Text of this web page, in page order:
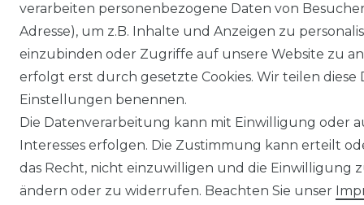
verarbeiten personenbezogene Daten von
Adresse), um z.B. Inhalte und Anzeigen zu
einzubinden oder Zugriffe auf unsere Website zu
erfolgt erst durch gesetzte Cookies. Wir teilen
Einstellungen benennen.
Die Datenverarbeitung kann mit Einwilligung oder
Interesses erfolgen. Die Zustimmung kann erteilt
das Recht, nicht einzuwilligen und die Einwilligung
ändern oder zu widerrufen. Beachten Sie unser